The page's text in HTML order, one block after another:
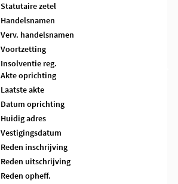
Statutaire zetel
Handelsnamen
Verv. handelsnamen
Voortzetting
Insolventie reg.
Akte oprichting
Laatste akte
Datum oprichting
Huidig adres
Vestigingsdatum
Reden inschrijving
Reden uitschrijving
Reden opheff.